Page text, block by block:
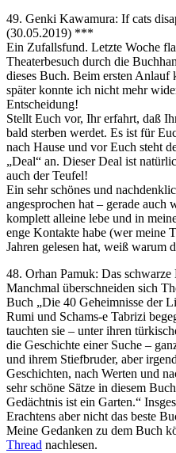
49. Genki Kawamura: If cats
(30.05.2019) ***
Ein Zufallsfund. Letzte Woche
Theaterbesuch durch die
dieses Buch. Beim ersten Anlauf
später konnte ich nicht mehr
Entscheidung!
Stellt Euch vor, Ihr erfahrt, daß
bald sterben werdet. Es ist für
nach Hause und vor Euch steht
„Deal“ an. Dieser Deal ist
auch der Teufel!
Ein sehr schönes und
angesprochen hat – gerade
komplett alleine lebe und in
enge Kontakte habe (wer meine
Jahren gelesen hat, weiß warum
48. Orhan Pamuk: Das
Manchmal überschneiden sich
Buch „Die 40 Geheimnisse der
Rumi und Schams-e Tabrizi
tauchten sie – unter ihren
die Geschichte einer Suche –
und ihrem Stiefbruder, aber
Geschichten, nach Werten und
sehr schöne Sätze in diesem
Gedächtnis ist ein Garten.“
Erachtens aber nicht das beste
Meine Gedanken zu dem Buch
Thread nachlesen.